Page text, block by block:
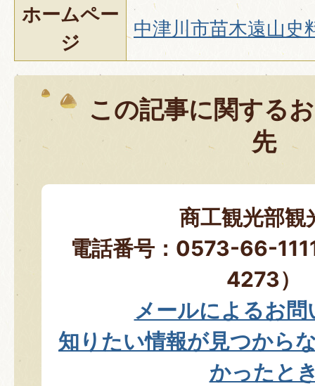
ホームペー
ジ
中津川市苗木遠山史
この記事に関する
先
商工観光部観
電話番号：0573-66-
4273）
メールによるお問
知りたい情報が見つから
かったと